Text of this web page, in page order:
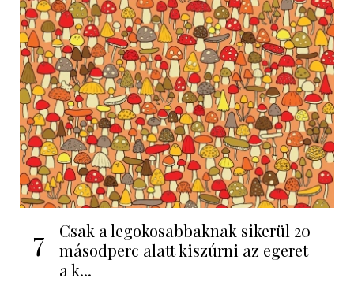
7
Csak a legokosabbaknak sikerül 20
másodperc alatt kiszúrni az egeret
a k...